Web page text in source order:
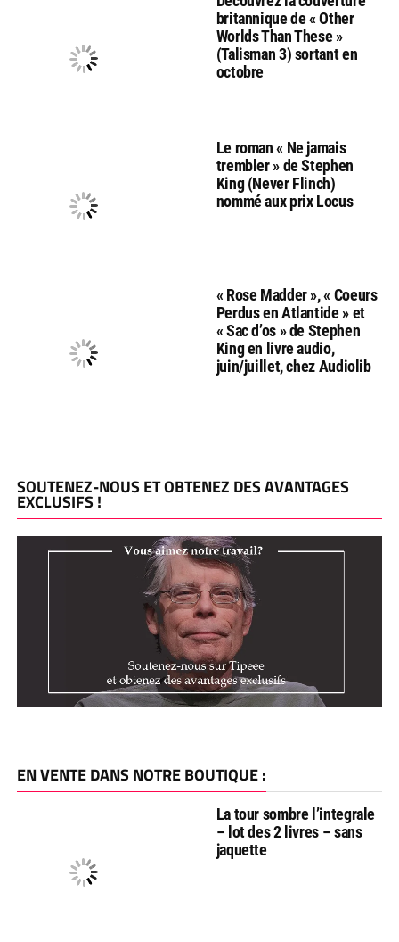
britannique de « Other
Worlds Than These »
(Talisman 3) sortant en
octobre
Le roman « Ne jamais
trembler » de Stephen
King (Never Flinch)
nommé aux prix Locus
« Rose Madder », « Coeurs
Perdus en Atlantide » et
« Sac d’os » de Stephen
King en livre audio,
juin/juillet, chez Audiolib
SOUTENEZ-NOUS ET OBTENEZ DES AVANTAGES
EXCLUSIFS !
EN VENTE DANS NOTRE BOUTIQUE :
La tour sombre l’integrale
– lot des 2 livres – sans
jaquette